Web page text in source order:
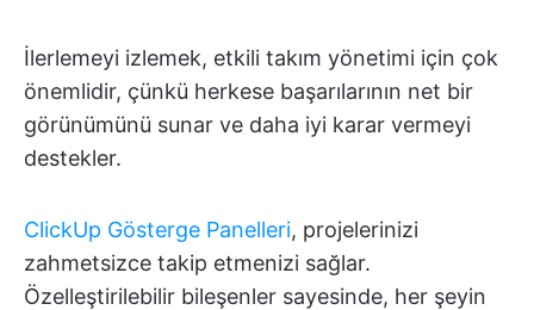
İlerlemeyi izlemek, etkili takım yönetimi için çok
önemlidir, çünkü herkese başarılarının net bir
görünümünü sunar ve daha iyi karar vermeyi
destekler.
ClickUp Gösterge Panelleri, projelerinizi
zahmetsizce takip etmenizi sağlar.
Özelleştirilebilir bileşenler sayesinde, her şeyin